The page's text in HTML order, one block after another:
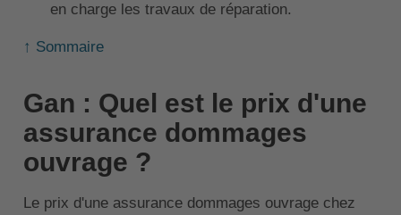
en charge les travaux de réparation.
↑ Sommaire
Gan : Quel est le prix d'une
assurance dommages
ouvrage ?
Le prix d'une assurance dommages ouvrage chez